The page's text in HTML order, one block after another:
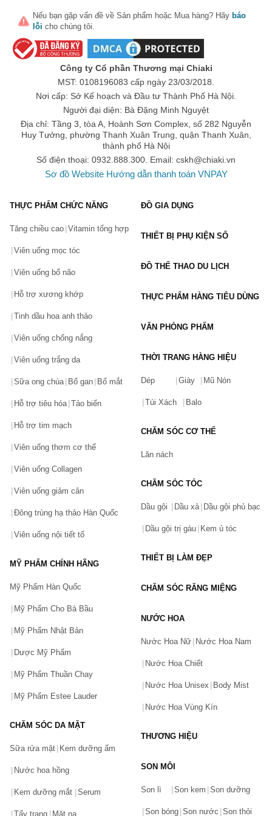
trì lớp màng lipid cho da dầu.
Năm 1977 - 1985: Bioderma tiếp tục cho ra mắt thị trường
nhiều sản phẩm mới dựa trên hợp tác chặt chẽ với các
chuyên gia da liễu hàng đầu. Ngày càng cải tiến, hoàn thiện
hơn các sản phẩm của mình, đáp ứng nhu cầu sử dụng của
khách hàng.
Năm 1992: Đánh dấu một bước phát triển mới trong lịch sử
dụng Bioderma khi hãng đã tập hơn các nhà khoa học và
chuyên gia nghiên cứu hàng đầu và mở phòng thí nghiệm của
riêng hãng để tập trung phát triển các sản phẩm độc quyền
Năm 1992 - 2001: Nhờ sự đầu tư nghiêm túc trong nghiên
cứu và phát triển sản phẩm, Bioderma đã cho ra mắt thị
trường hàng loạt các sản phẩm chăm sóc da, phù hợp với
từng loại da khác nhau (da khô, da dầu nhờn, da nhạy cảm,
da dễ bị kích ứng,...) và cả những sản phẩm chăm sóc tóc và
da dầu.
hãng tại Ý, đánh dấu bước đầu của Bioderma khi bước ra thị
trường thế giới.
Năm 2001 đến nay:  có mặt tại trên 90 quốc gia trên toàn thế
giới, được công nhận và khuyên dùng bởi hơn 33.000 chuyên
Mỹ phẩm Bioderma có tốt không?
Những đặc tính nổi bật của các sản phẩm mang thương hiệu
Bioderma bao gồm:
Bằng sáng chế sinh học
Tất cả các sản phẩm của Bioderma đều được sản xuất với đội
ngũ chuyên gia sinh học và bác sĩ da liễu. Dựa trên một phương
của tình trạng da liễu để điều chỉnh nó về lâu dài.
Khả năng phản ứng của da
Công thức Bioderma cải thiện khả năng dung nạp của da và tăng
cường khả năng chống chịu với môi trường thông qua việc phát
triển bằng sáng chế độc đáo: DAF, Công thức nâng cao về da
liễu.
3 quy tắc cứng và nhanh để có hiệu quả hoàn hảo và khả năng
chịu đựng tốt hơn  :
Chỉ sử dụng các thành phần thực sự cần thiết
Chọn liều lượng tối ưu của các thành phần hoạt tính tinh khiết
Tương thích với các phân tử đã được tìm thấy trong da.
Nếu bạn gặp vấn đề về Sản phẩm hoặc Mua hàng? Hãy báo
lỗi cho chúng tôi.
Bạn gặp vấn đề về sản phẩm hay mua hàng?
Hãy báo lỗi cho chúng tôi. Hoặc gọi cho chúng tôi qua số
Công ty Cổ phần Thương mại Chiaki
MST: 0108196083 cấp ngày 23/03/2018.
Nơi cấp: Sở Kế hoạch và Đầu tư Thành Phố Hà Nội.
Người đại diện: Bà Đặng Minh Nguyệt
Địa chỉ: Tầng 3, tòa A, Hoành Sơn Complex, số 282 Nguyễn
Huy Tưởng, phường Thanh Xuân Trung, quận Thanh Xuân,
thành phố Hà Nội
Số điện thoại: 0932.888.300. Email: cskh@chiaki.vn
Sơ đồ Website Hướng dẫn thanh toán VNPAY
THỰC PHẨM CHỨC NĂNG
Tăng chiều cao Vitamin tổng hợp
Viên uống mọc tóc
Viên uống bổ não
Hỗ trợ xương khớp
Tinh dầu hoa anh thảo
Viên uống chống nắng
Viên uống trắng da
Sữa ong chúa Bổ gan Bổ mắt
Hỗ trợ tiêu hóa Tảo biển
Hỗ trợ tim mạch
Viên uống thơm cơ thể
Viên uống Collagen
Viên uống giảm cân
Đông trùng hạ thảo Hàn Quốc
Viên uống nội tiết tố
MỸ PHẨM CHÍNH HÃNG
Mỹ Phẩm Hàn Quốc
Mỹ Phẩm Cho Bà Bầu
Mỹ Phẩm Nhật Bản
Dược Mỹ Phẩm
Mỹ Phẩm Thuần Chay
Mỹ Phẩm Estee Lauder
CHĂM SÓC DA MẶT
Sữa rửa mặt Kem dưỡng ẩm
Nước hoa hồng
Kem dưỡng mắt Serum
Tẩy trang Mặt nạ
ĐỒ GIA DỤNG
THIẾT BỊ PHỤ KIỆN SỐ
ĐỒ THỂ THAO DU LỊCH
THỰC PHẨM HÀNG TIÊU DÙNG
VĂN PHÒNG PHẨM
THỜI TRANG HÀNG HIỆU
Dép Giày Mũ Nón
Túi Xách Balo
CHĂM SÓC CƠ THỂ
Lăn nách
CHĂM SÓC TÓC
Dầu gội Dầu xả Dầu gội phủ bạc
Dầu gội trị gàu Kem ủ tóc
THIẾT BỊ LÀM ĐẸP
CHĂM SÓC RĂNG MIỆNG
NƯỚC HOA
Nước Hoa Nữ Nước Hoa Nam
Nước Hoa Chiết
Nước Hoa Unisex Body Mist
Nước Hoa Vùng Kín
THƯƠNG HIỆU
SON MÔI
Son lì Son kem Son dưỡng
Son bóng Son nước Son thỏi